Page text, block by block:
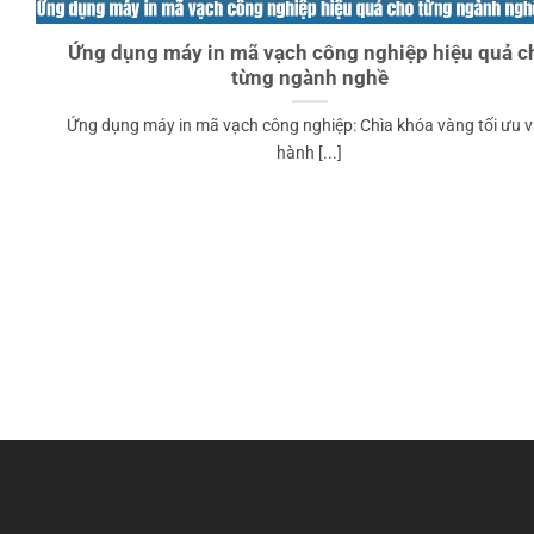
Ứng dụng máy in mã vạch công nghiệp hiệu quả
từng ngành nghề
Ứng dụng máy in mã vạch công nghiệp: Chìa khóa vàng tối ưu
hành [...]